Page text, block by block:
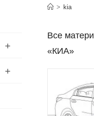
> kia
Все
«КИА»